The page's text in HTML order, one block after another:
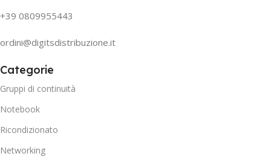
+39 0809955443
ordini@digitsdistribuzione.it
Categorie
Gruppi di continuità
Notebook
Ricondizionato
Networking